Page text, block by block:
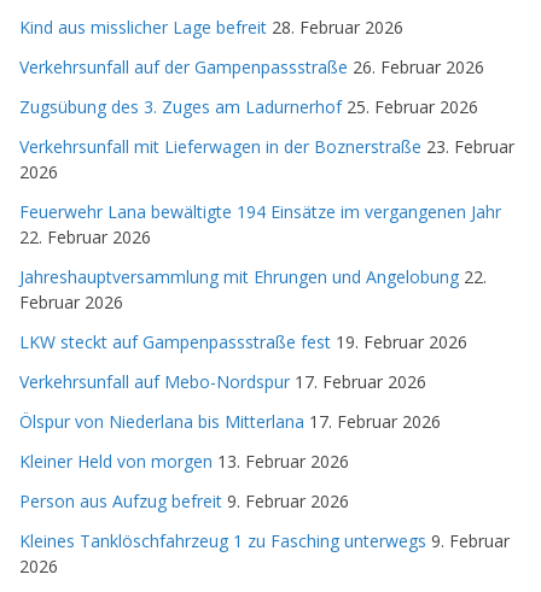
Kind aus misslicher Lage befreit 28. Februar 2026
Verkehrsunfall auf der Gampenpassstraße 26. Februar 2026
Zugsübung des 3. Zuges am Ladurnerhof 25. Februar 2026
Verkehrsunfall mit Lieferwagen in der Boznerstraße 23. Februar
2026
Feuerwehr Lana bewältigte 194 Einsätze im vergangenen Jahr
22. Februar 2026
Jahreshauptversammlung mit Ehrungen und Angelobung 22.
Februar 2026
LKW steckt auf Gampenpassstraße fest 19. Februar 2026
Verkehrsunfall auf Mebo-Nordspur 17. Februar 2026
Ölspur von Niederlana bis Mitterlana 17. Februar 2026
Kleiner Held von morgen 13. Februar 2026
Person aus Aufzug befreit 9. Februar 2026
Kleines Tanklöschfahrzeug 1 zu Fasching unterwegs 9. Februar
2026